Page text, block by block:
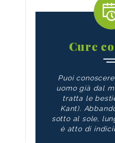
Cure
Puoi
uomo già dal
tratta le
Kant).
sotto al sole,
è atto di